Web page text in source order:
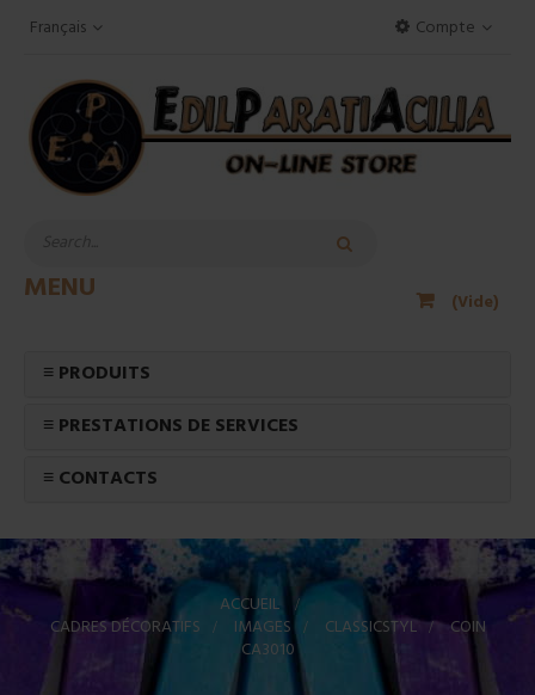
Compte
Français
(Vide)
MENU
≡ PRODUITS
≡ PRESTATIONS DE SERVICES
≡ CONTACTS
ACCUEIL >
CADRES DÉCORATIFS > IMAGES > CLASSICSTYL > COIN
CA3010